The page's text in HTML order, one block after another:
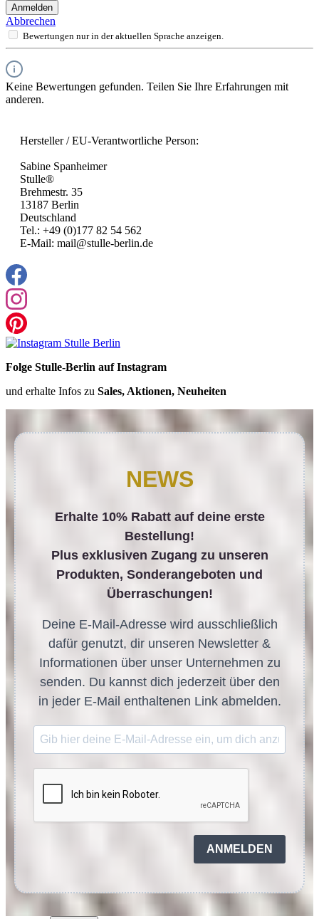
Anmelden
Abbrechen
Bewertungen nur in der aktuellen Sprache anzeigen.
Keine Bewertungen gefunden. Teilen Sie Ihre Erfahrungen mit
anderen.
Hersteller / EU-Verantwortliche Person:
Sabine Spanheimer
Stulle®
Brehmestr. 35
13187 Berlin
Deutschland
Tel.: +49 (0)177 82 54 562
E-Mail: mail@stulle-berlin.de
Folge Stulle-Berlin auf Instagram
und erhalte Infos zu Sales, Aktionen, Neuheiten
NEWS
Erhalte 10% Rabatt auf deine erste
Bestellung!
Plus exklusiven Zugang zu unseren
Produkten, Sonderangeboten und
Überraschungen!
Deine E-Mail-Adresse wird ausschließlich
dafür genutzt, dir unseren Newsletter &
Informationen über unser Unternehmen zu
senden. Du kannst dich jederzeit über den
in jeder E-Mail enthaltenen Link abmelden.
ANMELDEN